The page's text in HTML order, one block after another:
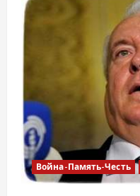
Война-Память-Честь